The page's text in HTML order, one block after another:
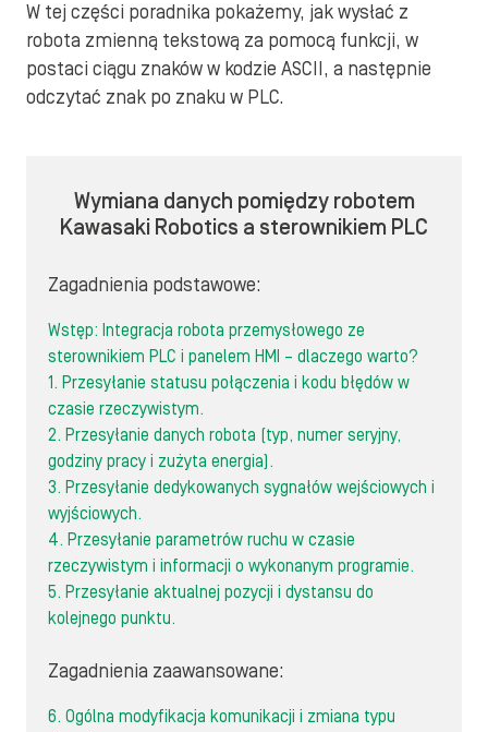
W tej części poradnika pokażemy, jak wysłać z
robota zmienną tekstową za pomocą funkcji, w
postaci ciągu znaków w kodzie ASCII, a następnie
odczytać znak po znaku w PLC.
Wymiana danych pomiędzy robotem
Kawasaki Robotics a sterownikiem PLC
Zagadnienia podstawowe:
Wstęp: Integracja robota przemysłowego ze
sterownikiem PLC i panelem HMI – dlaczego warto?
1. Przesyłanie statusu połączenia i kodu błędów w
czasie rzeczywistym.
2. Przesyłanie danych robota (typ, numer seryjny,
godziny pracy i zużyta energia).
3. Przesyłanie dedykowanych sygnałów wejściowych i
wyjściowych.
4. Przesyłanie parametrów ruchu w czasie
rzeczywistym i informacji o wykonanym programie.
5. Przesyłanie aktualnej pozycji i dystansu do
kolejnego punktu.
Zagadnienia zaawansowane:
6. Ogólna modyfikacja komunikacji i zmiana typu